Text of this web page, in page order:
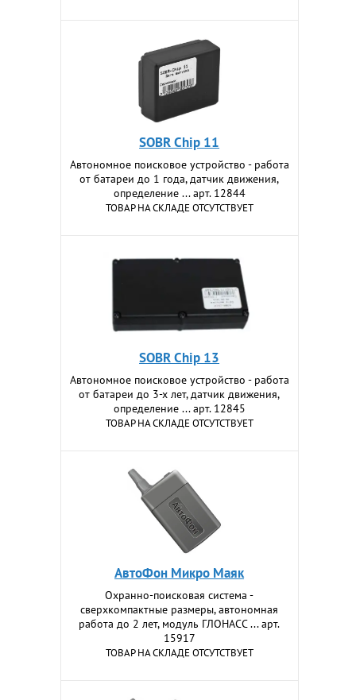
SOBR Chip 11
Автономное поисковое устройство - работа
от батареи до 1 года, датчик движения,
определение ... арт. 12844
ТОВАР НА СКЛАДЕ ОТСУТСТВУЕТ
SOBR Chip 13
Автономное поисковое устройство - работа
от батареи до 3-х лет, датчик движения,
определение ... арт. 12845
ТОВАР НА СКЛАДЕ ОТСУТСТВУЕТ
АвтоФон Микро Маяк
Охранно-поисковая система -
сверхкомпактные размеры, автономная
работа до 2 лет, модуль ГЛОНАСС ... арт.
15917
ТОВАР НА СКЛАДЕ ОТСУТСТВУЕТ